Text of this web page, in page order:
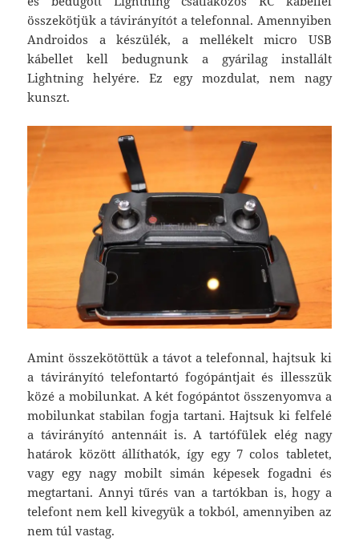
összekötjük a távirányítót a telefonnal. Amennyiben
Androidos a készülék, a mellékelt micro USB
kábellet kell bedugnunk a gyárilag installált
Lightning helyére. Ez egy mozdulat, nem nagy
kunszt.
Amint összekötöttük a távot a telefonnal, hajtsuk ki
a távirányító telefontartó fogópántjait és illesszük
közé a mobilunkat. A két fogópántot összenyomva a
mobilunkat stabilan fogja tartani. Hajtsuk ki felfelé
a távirányító antennáit is. A tartófülek elég nagy
határok között állíthatók, így egy 7 colos tabletet,
vagy egy nagy mobilt simán képesek fogadni és
megtartani. Annyi tűrés van a tartókban is, hogy a
telefont nem kell kivegyük a tokból, amennyiben az
nem túl vastag.